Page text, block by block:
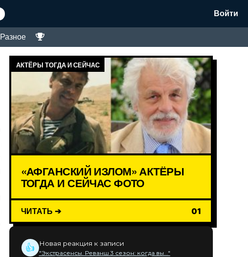
Войти
Разное
АКТЁРЫ ТОГДА И СЕЙЧАС
«АФГАНСКИЙ ИЗЛОМ» АКТЁРЫ
ТОГДА И СЕЙЧАС ФОТО
ЧИТАТЬ ➔ 01
👍 Новая реакция к записи
"Экстрасенсы. Реванш 3 сезон: когда вы..."